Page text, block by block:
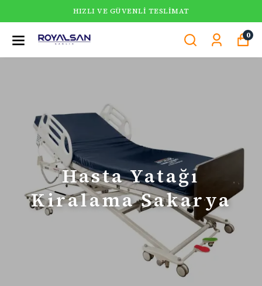
HIZLI VE GÜVENLI TESLIMAT
0
Hasta Yatağı
Kiralama Sakarya